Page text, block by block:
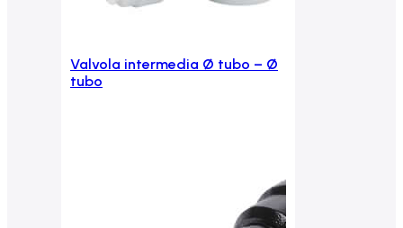
Aggiungi al carrello
Valvola intermedia Ø tubo – Ø
tubo